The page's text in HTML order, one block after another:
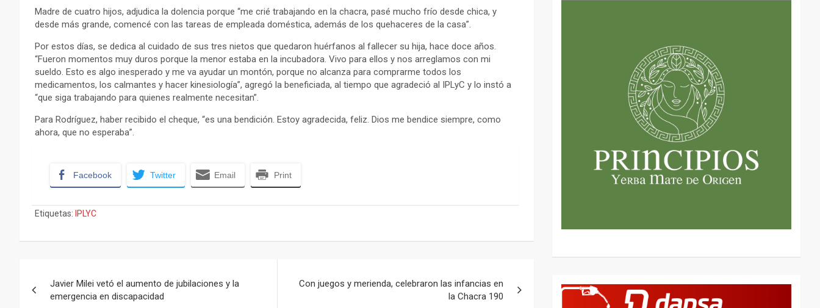
Madre de cuatro hijos, adjudica la dolencia porque “me crié trabajando en la chacra, pasé mucho frío desde chica, y
desde más grande, comencé con las tareas de empleada doméstica, además de los quehaceres de la casa”.
Por estos días, se dedica al cuidado de sus tres nietos que quedaron huérfanos al fallecer su hija, hace doce años.
“Fueron momentos muy duros porque la menor estaba en la incubadora. Vivo para ellos y nos arreglamos con mi
sueldo. Esto es algo inesperado y me va ayudar un montón, porque no alcanza para comprarme todos los
medicamentos, los calmantes y hacer kinesiología”, agregó la beneficiada, al tiempo que agradeció al IPLyC y lo instó a
“que siga trabajando para quienes realmente necesitan”.
Para Rodríguez, haber recibido el cheque, “es una bendición. Estoy agradecida, feliz. Dios me bendice siempre, como
ahora, que no esperaba”.
Facebook Twitter Email Print
Etiquetas: IPLYC
de
Javier Milei vetó el aumento de jubilaciones y la
emergencia en discapacidad
Con juegos y merienda, celebraron las infancias en
la Chacra 190